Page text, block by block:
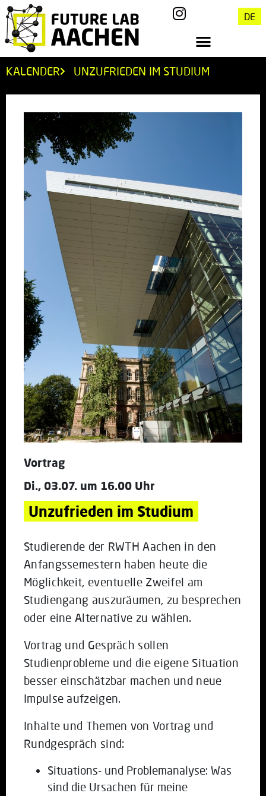
DE
KALENDER UNZUFRIEDEN IM STUDIUM
Vortrag
Di., 03.07. um 16.00 Uhr
Unzufrieden im Studium
Studierende der RWTH Aachen in den
Anfangssemestern haben heute die
Möglichkeit, eventuelle Zweifel am
Studiengang auszuräumen, zu besprechen
oder eine Alternative zu wählen.
Vortrag und Gespräch sollen
Studienprobleme und die eigene Situation
besser einschätzbar machen und neue
Impulse aufzeigen.
Inhalte und Themen von Vortrag und
Rundgespräch sind:
Situations- und Problemanalyse: Was
sind die Ursachen für meine